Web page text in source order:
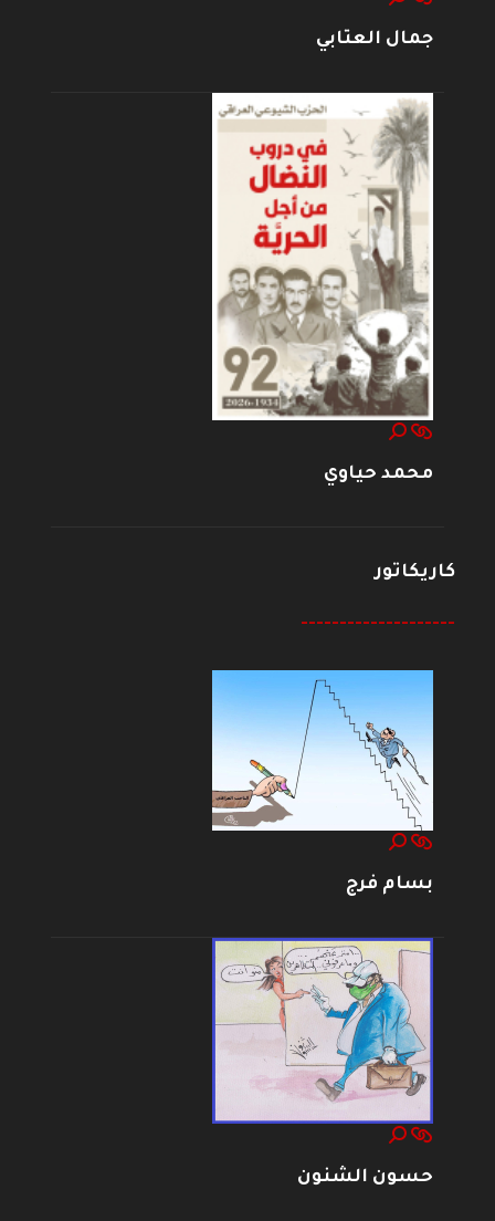
جمال العتابي
محمد حياوي
كاريكاتور
--------------------
بسام فرج
حسون الشنون